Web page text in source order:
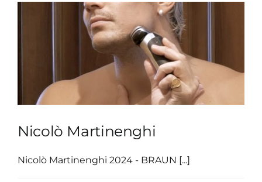
Nicolò Martinenghi
Nicolò Martinenghi 2024 - BRAUN [...]